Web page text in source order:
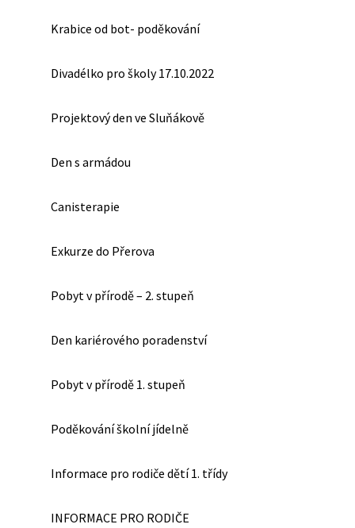
Krabice od bot- poděkování
Divadélko pro školy 17.10.2022
Projektový den ve Sluňákově
Den s armádou
Canisterapie
Exkurze do Přerova
Pobyt v přírodě – 2. stupeň
Den kariérového poradenství
Pobyt v přírodě 1. stupeň
Poděkování školní jídelně
Informace pro rodiče dětí 1. třídy
INFORMACE PRO RODIČE